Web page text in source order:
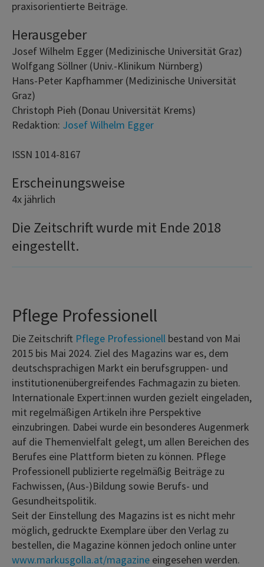
praxisorientierte Beiträge.
Herausgeber
Josef Wilhelm Egger (Medizinische Universität Graz)
Wolfgang Söllner (Univ.-Klinikum Nürnberg)
Hans-Peter Kapfhammer (Medizinische Universität
Graz)
Christoph Pieh (Donau Universität Krems)
Redaktion: Josef Wilhelm Egger
ISSN 1014-8167
Erscheinungsweise
4x jährlich
Die Zeitschrift wurde mit Ende 2018
eingestellt.
Pflege Professionell
Die Zeitschrift Pflege Professionell bestand von Mai
2015 bis Mai 2024. Ziel des Magazins war es, dem
deutschsprachigen Markt ein berufsgruppen- und
institutionenübergreifendes Fachmagazin zu bieten.
Internationale Expert:innen wurden gezielt eingeladen,
mit regelmäßigen Artikeln ihre Perspektive
einzubringen. Dabei wurde ein besonderes Augenmerk
auf die Themenvielfalt gelegt, um allen Bereichen des
Berufes eine Plattform bieten zu können. Pflege
Professionell publizierte regelmäßig Beiträge zu
Fachwissen, (Aus-)Bildung sowie Berufs- und
Gesundheitspolitik.
Seit der Einstellung des Magazins ist es nicht mehr
möglich, gedruckte Exemplare über den Verlag zu
bestellen, die Magazine können jedoch online unter
www.markusgolla.at/magazine eingesehen werden.